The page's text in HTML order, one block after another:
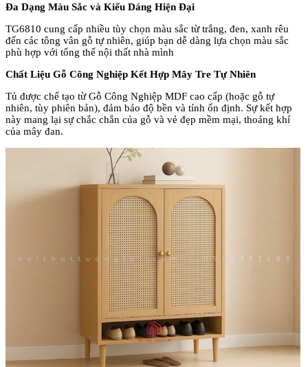
Đa Dạng Màu Sắc và Kiểu Dáng Hiện Đại
TG6810 cung cấp nhiều tùy chọn màu sắc từ trắng, đen, xanh rêu
đến các tông vân gỗ tự nhiên, giúp bạn dễ dàng lựa chọn màu sắc
phù hợp với tổng thể nội thất nhà mình
Chất Liệu Gỗ Công Nghiệp Kết Hợp Mây Tre Tự Nhiên
Tủ được chế tạo từ Gỗ Công Nghiệp MDF cao cấp (hoặc gỗ tự
nhiên, tùy phiên bản), đảm bảo độ bền và tính ổn định. Sự kết hợp
này mang lại sự chắc chắn của gỗ và vẻ đẹp mềm mại, thoáng khí
của mây đan.